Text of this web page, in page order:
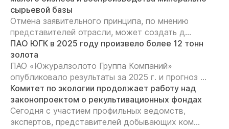
сырьевой базы
Отмена заявительного принципа, по мнению
представителей отрасли, может создать д...
ПАО ЮГК в 2025 году произвело более 12 тонн
золота
ПАО «Южуралзолото Группа Компаний»
опубликовало результаты за 2025 г. и прогноз ...
Комитет по экологии продолжает работу над
законопроектом о рекультивационных фондах
Сегодня с участием профильных ведомств,
экспертов, представителей добывающих ком...